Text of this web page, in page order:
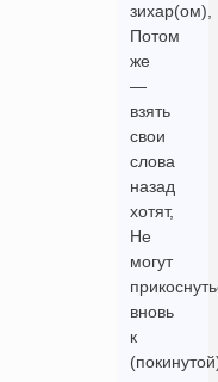
зихар(ом),
Потом
же
—
взять
свои
слова
назад
хотят,
Не
могут
вновь
к